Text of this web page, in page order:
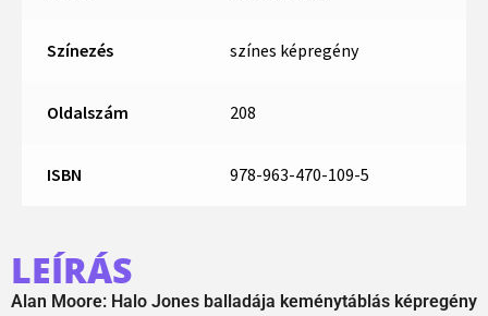
Színezés színes képregény
Oldalszám 208
ISBN 978-963-470-109-5
LEÍRÁS
Alan Moore: Halo Jones balladája keménytáblás képregény